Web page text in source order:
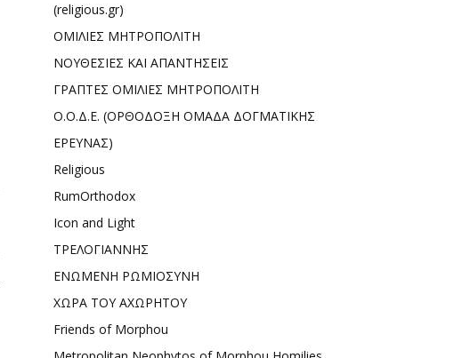
(religious.gr)
ΟΜΙΛΙΕΣ ΜΗΤΡΟΠΟΛΙΤΗ
ΝΟΥΘΕΣΙΕΣ ΚΑΙ ΑΠΑΝΤΗΣΕΙΣ
ΓΡΑΠΤΕΣ ΟΜΙΛΙΕΣ ΜΗΤΡΟΠΟΛΙΤΗ
Ο.Ο.Δ.Ε. (ΟΡΘΟΔΟΞΗ ΟΜΑΔΑ ΔΟΓΜΑΤΙΚΗΣ
ΕΡΕΥΝΑΣ)
Religious
RumOrthodox
Icon and Light
ΤΡΕΛΟΓΙΑΝΝΗΣ
ΕΝΩΜΕΝΗ ΡΩΜΙΟΣΥΝΗ
ΧΩΡΑ ΤΟΥ ΑΧΩΡΗΤΟΥ
Friends of Morphou